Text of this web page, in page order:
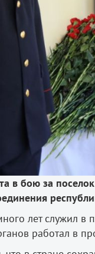
в бою за
лет служил в
работал в